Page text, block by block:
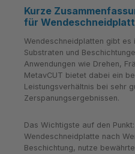
Kurze
für
Wendeschneidplatten gibt es
Substraten und
Anwendungen wie Drehen,
MetavCUT bietet dabei ein
Leistungsverhältnis bei sehr
Zerspanungsergebnissen.
Das Wichtigste auf den
Wendeschneidplatte nach
Beschichtung, nutze